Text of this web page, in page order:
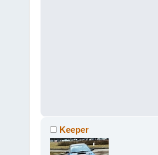
Keeper